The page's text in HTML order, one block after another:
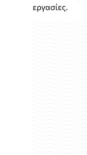
εργασίες.